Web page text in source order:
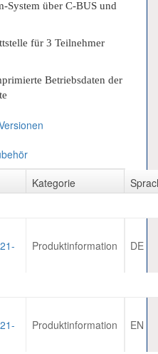
System über C-BUS und
für 3 Teilnehmer
Betriebsdaten der
Kategorie
Produktinformation DE
Produktinformation EN